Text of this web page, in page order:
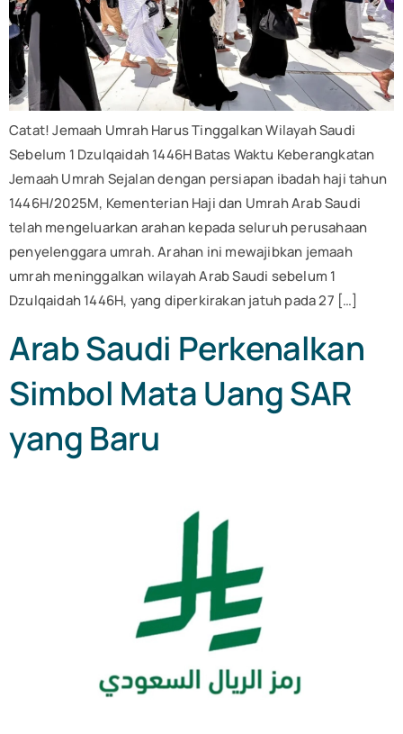
Catat! Jemaah Umrah Harus Tinggalkan Wilayah Saudi
Sebelum 1 Dzulqaidah 1446H Batas Waktu Keberangkatan
Jemaah Umrah Sejalan dengan persiapan ibadah haji tahun
1446H/2025M, Kementerian Haji dan Umrah Arab Saudi
telah mengeluarkan arahan kepada seluruh perusahaan
penyelenggara umrah. Arahan ini mewajibkan jemaah
umrah meninggalkan wilayah Arab Saudi sebelum 1
Dzulqaidah 1446H, yang diperkirakan jatuh pada 27 […]
Arab Saudi Perkenalkan
Simbol Mata Uang SAR
yang Baru